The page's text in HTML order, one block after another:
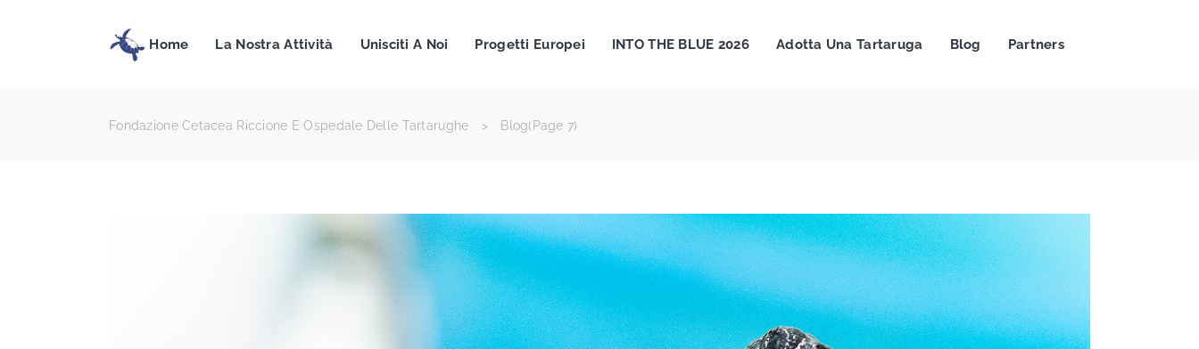
Home La Nostra Attività Unisciti A Noi Progetti Europei INTO THE BLUE 2026 Adotta Una Tartaruga Blog Partners
Fondazione Cetacea Riccione E Ospedale Delle Tartarughe > Blog(Page 7)